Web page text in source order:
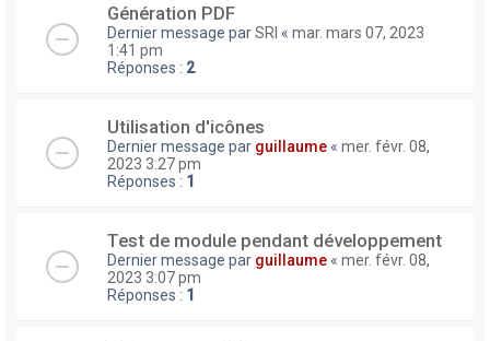
Génération PDF
Dernier message parSRI « mar. mars 07, 2023
1:41 pm
Réponses : 2
Utilisation d'icônes
Dernier message par guillaume « mer. févr. 08,
2023 3:27 pm
Réponses : 1
Test de module pendant développement
Dernier message par guillaume « mer. févr. 08,
2023 3:07 pm
Réponses : 1